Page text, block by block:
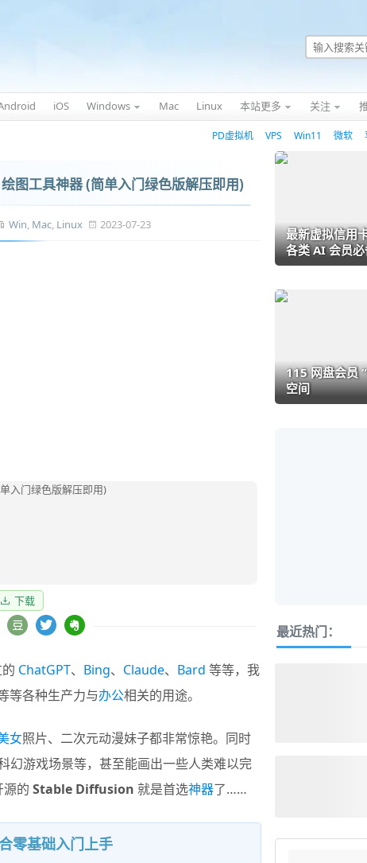
iOS Windows Mac Linux 本站更多 关注
PD虚拟机 VPS Win11 微软
图工具神器 (简单入门绿色版解压即用)
Win, Mac, Linux 2023-07-23
下载
ChatGPT、 Bing、 Claude、 Bard 等等，我
等各种生产力与办公相关的用途。
女照片、二次元动漫妹子都非常惊艳。同时
幻游戏场景等，甚至能画出一些人类难以完
的 Stable Diffusion 就是首选神器了……
零基础入门上手
最新虚拟信用
各类 AI 会员必
115 网盘会员
空间
最近热门：